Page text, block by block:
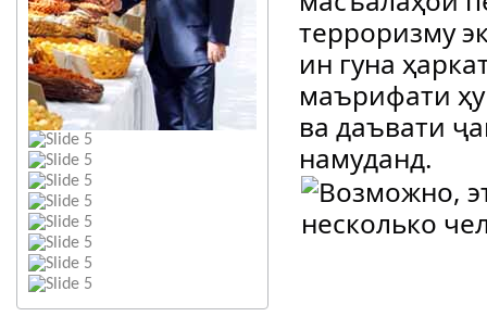
терроризму
ин гуна
маърифати
ва даъвати
намуданд.